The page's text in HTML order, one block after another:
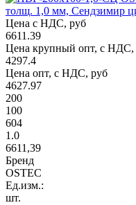
толщ. 1,0 мм, Сендзимир
Цена с НДС, руб
6611.39
Цена крупный опт, с НДС,
4297.4
Цена опт, с НДС, руб
4627.97
200
100
604
1.0
6611,39
Бренд
OSTEC
Ед.изм.:
шт.